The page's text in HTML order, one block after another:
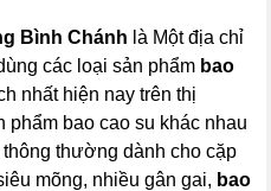
Bình Chánh là Một địa chỉ
các loại sản phẩm bao
nhất hiện nay trên thị
bao cao su khác nhau
thông thường dành cho cặp
mõng, nhiều gân gai, bao